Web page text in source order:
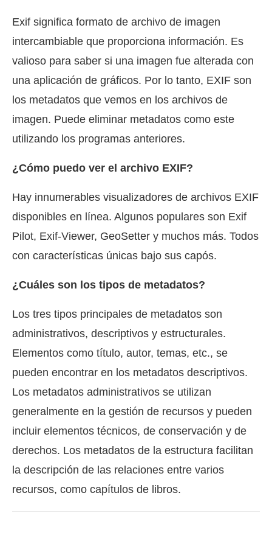
Exif significa formato de archivo de imagen
intercambiable que proporciona información. Es
valioso para saber si una imagen fue alterada con
una aplicación de gráficos. Por lo tanto, EXIF son
los metadatos que vemos en los archivos de
imagen. Puede eliminar metadatos como este
utilizando los programas anteriores.
¿Cómo puedo ver el archivo EXIF?
Hay innumerables visualizadores de archivos EXIF
disponibles en línea. Algunos populares son Exif
Pilot, Exif-Viewer, GeoSetter y muchos más. Todos
con características únicas bajo sus capós.
¿Cuáles son los tipos de metadatos?
Los tres tipos principales de metadatos son
administrativos, descriptivos y estructurales.
Elementos como título, autor, temas, etc., se
pueden encontrar en los metadatos descriptivos.
Los metadatos administrativos se utilizan
generalmente en la gestión de recursos y pueden
incluir elementos técnicos, de conservación y de
derechos. Los metadatos de la estructura facilitan
la descripción de las relaciones entre varios
recursos, como capítulos de libros.